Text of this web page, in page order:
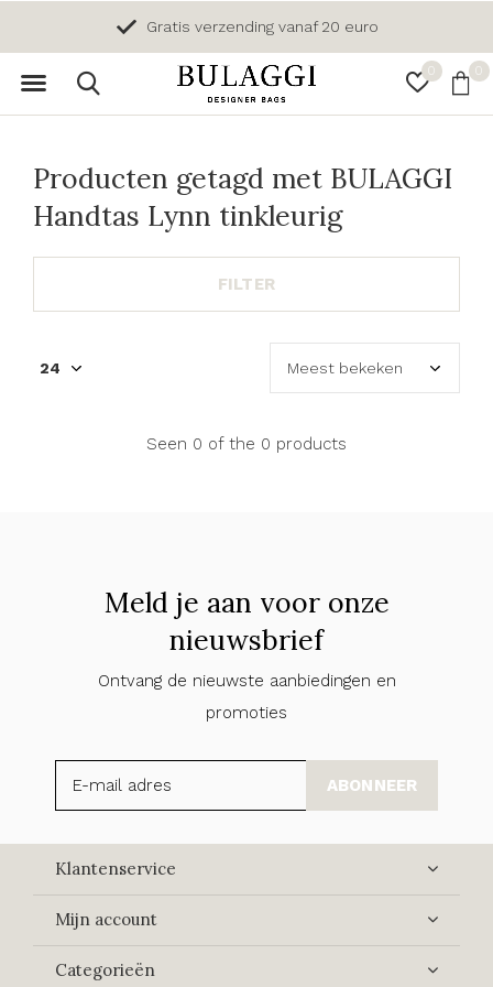
0 0
Gratis verzending vanaf 20 euro
Producten getagd met BULAGGI
Handtas Lynn tinkleurig
FILTER
Seen 0 of the 0 products
Meld je aan voor onze
nieuwsbrief
Ontvang de nieuwste aanbiedingen en
promoties
ABONNEER
Klantenservice
Mijn account
Categorieën